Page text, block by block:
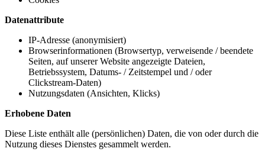
Datenattribute
IP-Adresse (anonymisiert)
Browserinformationen (Browsertyp, verweisende / beendete
Seiten, auf unserer Website angezeigte Dateien,
Betriebssystem, Datums- / Zeitstempel und / oder
Clickstream-Daten)
Nutzungsdaten (Ansichten, Klicks)
Erhobene Daten
Diese Liste enthält alle (persönlichen) Daten, die von oder durch die
Nutzung dieses Dienstes gesammelt werden.